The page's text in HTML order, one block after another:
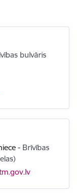
bulvāris
- Brīvības